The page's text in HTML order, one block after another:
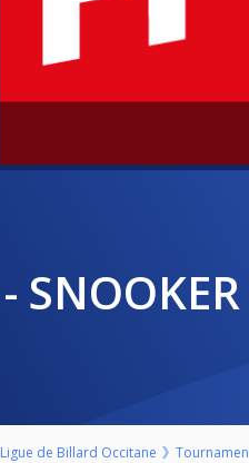
-
Ligue de Billard Occitane